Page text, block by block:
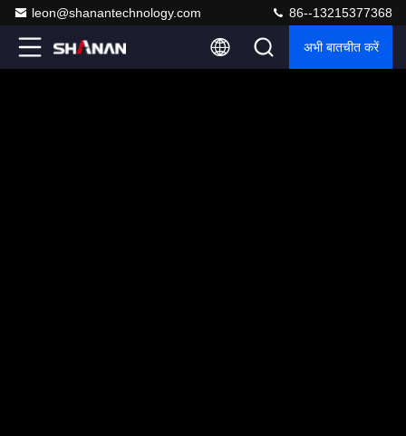
leon@shanantechnology.com 86--13215377368
अभी बातचीत करें